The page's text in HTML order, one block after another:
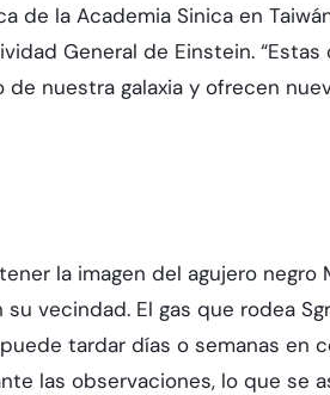
la Academia Sinica en
General de Einstein.
nuestra galaxia y ofrecen
la imagen del agujero negro
vecindad. El gas que rodea
tardar días o semanas en
las observaciones, lo que se